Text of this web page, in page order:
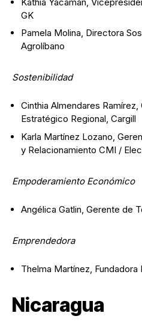
GK
Pamela Molina, Directora
Agrolíbano
Sostenibilidad
Cinthia Almendares
Estratégico Regional, Cargill
Karla Martínez Lozano,
y Relacionamiento CMI /
Empoderamiento Económico
Angélica Gatlin, Gerente de
Emprendedora
Thelma Martínez, Fundadora
Nicaragua